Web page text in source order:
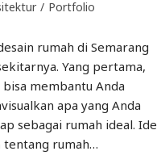
/ Portfolio
rumah di Semarang
Yang pertama,
membantu Anda
apa yang Anda
sebagai rumah ideal. Ide
tentang rumah…